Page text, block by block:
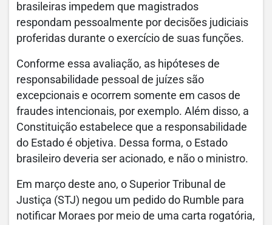
brasileiras impedem que magistrados
respondam pessoalmente por decisões judiciais
proferidas durante o exercício de suas funções.
Conforme essa avaliação, as hipóteses de
responsabilidade pessoal de juízes são
excepcionais e ocorrem somente em casos de
fraudes intencionais, por exemplo. Além disso, a
Constituição estabelece que a responsabilidade
do Estado é objetiva. Dessa forma, o Estado
brasileiro deveria ser acionado, e não o ministro.
Em março deste ano, o Superior Tribunal de
Justiça (STJ) negou um pedido do Rumble para
notificar Moraes por meio de uma carta rogatória,